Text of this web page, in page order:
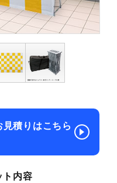
積りはこちら
内容